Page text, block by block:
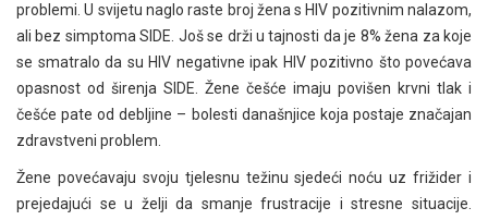
problemi. U svijetu naglo raste broj žena s HIV pozitivnim nalazom,
ali bez simptoma SIDE. Još se drži u tajnosti da je 8% žena za koje
se smatralo da su HIV negativne ipak HIV pozitivno što povećava
opasnost od širenja SIDE. Žene češće imaju povišen krvni tlak i
češće pate od debljine – bolesti današnjice koja postaje značajan
zdravstveni problem.
Žene povećavaju svoju tjelesnu težinu sjedeći noću uz frižider i
prejedajući se u želji da smanje frustracije i stresne situacije.